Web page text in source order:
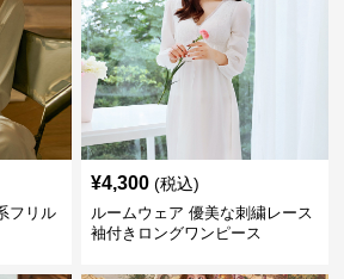
フリル
¥4,300 (税込)
ルームウェア 優美な刺繍レース
袖付きロングワンピース